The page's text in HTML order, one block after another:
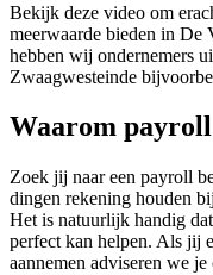
Bekijk deze video om
meerwaarde bieden in De
hebben wij ondernemers
Zwaagwesteinde
Waarom
Zoek jij naar een payroll
dingen rekening houden
Het is natuurlijk handig
perfect kan helpen. Als jij
aannemen adviseren we